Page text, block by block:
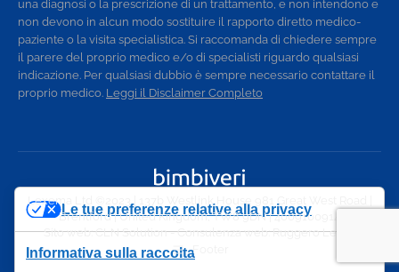
una diagnosi o la prescrizione di un trattamento, e non intendono e
non devono in alcun modo sostituire il rapporto diretto medico-
paziente o la visita specialistica. Si raccomanda di chiedere sempre
il parere del proprio medico e/o di specialisti riguardo qualsiasi
indicazione. Per qualsiasi dubbio è sempre necessario contattare il
proprio medico. Leggi il Disclaimer Completo
Lexema Ltd ©2023 | 137b Westlink House 981 Great West Road |
Brentford | United Kingdom, TW8 9DN | 4009100914
Sito web:CLN Solution- Consulenza web:Ruggero Lecce
Footer
Le tue preferenze relative alla privacy
Informativa sulla raccolta